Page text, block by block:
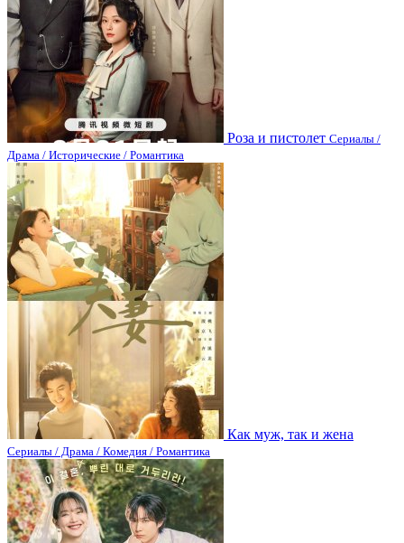
Роза и пистолет Сериалы /
Драма / Исторические / Романтика
Как муж, так и жена
Сериалы / Драма / Комедия / Романтика